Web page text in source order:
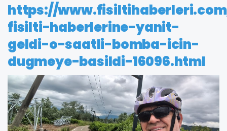
https://
fisilti-haberlerine-yanit-
geldi-o-saatli-bomba-icin-
dugmeye-basildi-16096.html